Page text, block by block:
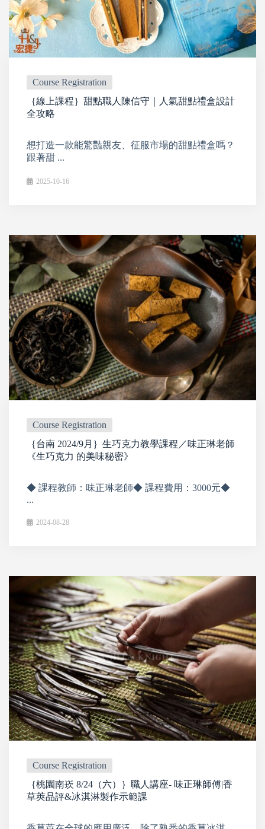
Course Registration
｛線上課程｝甜點職人陳信守｜人氣甜點禮盒設計
全攻略
想打造一款能驚豔親友、征服市場的甜點禮盒嗎？
跟著甜 ...
2025-10-16
Course Registration
｛台南 2024/9月｝生巧克力教學課程／味正琳老師
《生巧克力 的美味秘密》
◆ 課程教師：味正琳老師◆ 課程費用：3000元◆
...
2024-08-28
Course Registration
｛桃園南崁 8/24（六）｝職人講座- 味正琳師傅|香
草莢品評&冰淇淋製作示範課